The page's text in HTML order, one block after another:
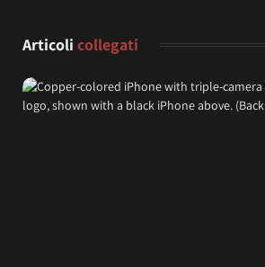
Articoli collegati